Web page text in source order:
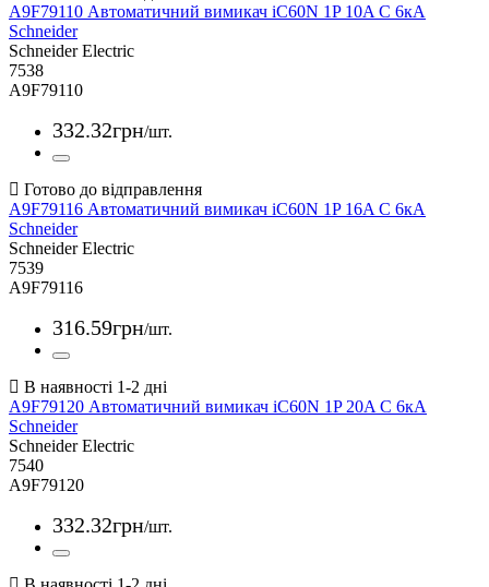
A9F79110 Автоматичний вимикач iC60N 1P 10A С 6кА
Schneider
Schneider Electric
7538
A9F79110
332.32грн/шт.
A9F79116 Автоматичний вимикач iC60N 1P 16A С 6кА
Schneider
Schneider Electric
7539
A9F79116
316.59грн/шт.
A9F79120 Автоматичний вимикач iC60N 1P 20A С 6кА
Schneider
Schneider Electric
7540
A9F79120
332.32грн/шт.